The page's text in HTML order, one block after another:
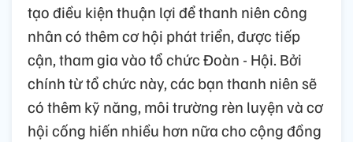
tạo điều kiện thuận lợi để thanh niên công
nhân có thêm cơ hội phát triển, được tiếp
cận, tham gia vào tổ chức Đoàn - Hội. Bởi
chính từ tổ chức này, các bạn thanh niên sẽ
có thêm kỹ năng, môi trường rèn luyện và cơ
hội cống hiến nhiều hơn nữa cho cộng đồng